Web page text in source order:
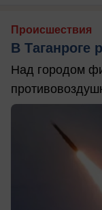
Происшествия
В Таганроге
Над городом